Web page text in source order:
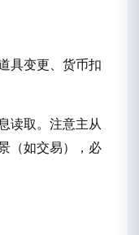
具变更、货币扣
读取。注意主从
（如交易），必